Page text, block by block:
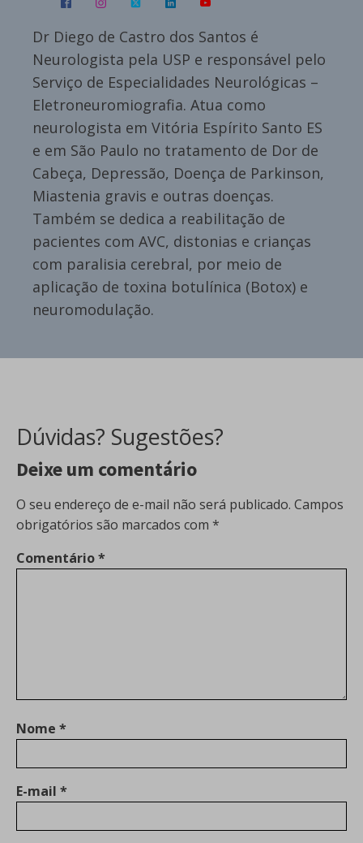
Dr Diego de Castro dos Santos é
Neurologista pela USP e responsável pelo
Serviço de Especialidades Neurológicas –
Eletroneuromiografia. Atua como
neurologista em Vitória Espírito Santo ES
e em São Paulo no tratamento de Dor de
Cabeça, Depressão, Doença de Parkinson,
Miastenia gravis e outras doenças.
Também se dedica a reabilitação de
pacientes com AVC, distonias e crianças
com paralisia cerebral, por meio de
aplicação de toxina botulínica (Botox) e
neuromodulação.
Dúvidas? Sugestões?
Deixe um comentário
O seu endereço de e-mail não será publicado. Campos
obrigatórios são marcados com *
Comentário*
Nome *
E-mail *